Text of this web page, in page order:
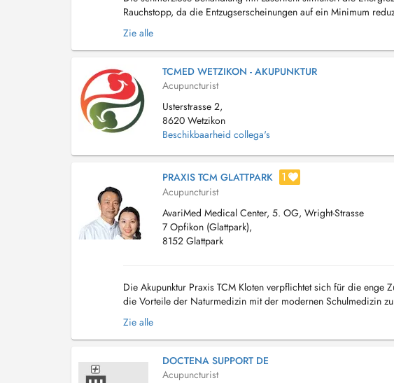
Rauchstopp, da die Entzugserscheinungen auf ein Minimum
ermöglichen eine weitere Reaktivierung der Akupunktur...
Zie alle
TCMED WETZIKON - AKUPUNKTUR
Acupuncturist
Usterstrasse 2,
8620 Wetzikon
Beschikbaarheid collega's
PRAXIS TCM GLATTPARK​ 1
Acupuncturist
AvariMed Medical Center, 5. OG, Wright-Strasse
7 Opfikon (Glattpark),
8152 Glattpark
Die Akupunktur Praxis TCM Kloten verpflichtet sich für die enge
die Vorteile der Naturmedizin mit der modernen Schulmedizin
Akupressur - Schröpfen, Moxa - Tuina Massage, Thai ...
Zie alle
DOCTENA SUPPORT DE
Acupuncturist